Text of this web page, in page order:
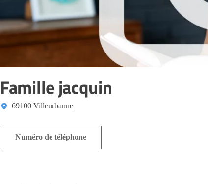
Famille jacquin
69100 Villeurbanne
Numéro de téléphone